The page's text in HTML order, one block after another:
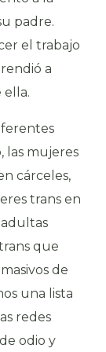
padre.
el trabajo
a
ella.
las mujeres
cárceles,
trans en
que
de
una lista
redes
odio y